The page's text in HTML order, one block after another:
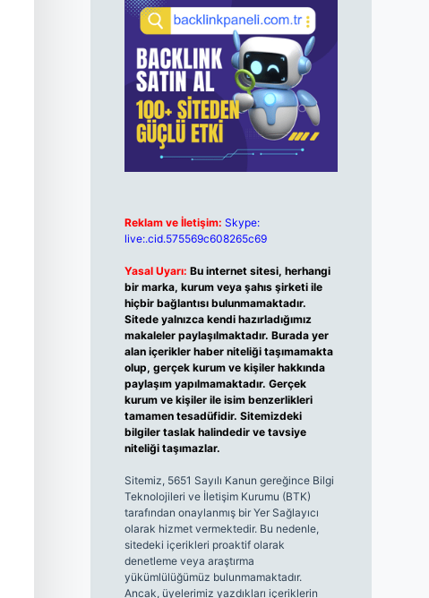
Reklam ve İletişim: Skype:
live:.cid.575569c608265c69
Yasal Uyarı: Bu internet sitesi, herhangi
bir marka, kurum veya şahıs şirketi ile
hiçbir bağlantısı bulunmamaktadır.
Sitede yalnızca kendi hazırladığımız
makaleler paylaşılmaktadır. Burada yer
alan içerikler haber niteliği taşımamakta
olup, gerçek kurum ve kişiler hakkında
paylaşım yapılmamaktadır. Gerçek
kurum ve kişiler ile isim benzerlikleri
tamamen tesadüfidir. Sitemizdeki
bilgiler taslak halindedir ve tavsiye
niteliği taşımazlar.
Sitemiz, 5651 Sayılı Kanun gereğince Bilgi
Teknolojileri ve İletişim Kurumu (BTK)
tarafından onaylanmış bir Yer Sağlayıcı
olarak hizmet vermektedir. Bu nedenle,
sitedeki içerikleri proaktif olarak
denetleme veya araştırma
yükümlülüğümüz bulunmamaktadır.
Ancak, üyelerimiz yazdıkları içeriklerin